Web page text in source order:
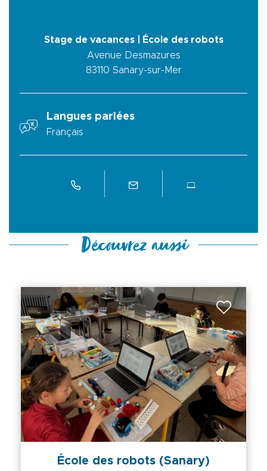
Stage de vacances | École des robots
Avenue Desmazures
83110 Sanary-sur-Mer
Langues parlées
Français
Découvrez aussi
École des robots (Sanary)